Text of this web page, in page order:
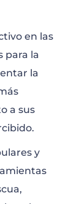
en las
para la
la
a sus
y